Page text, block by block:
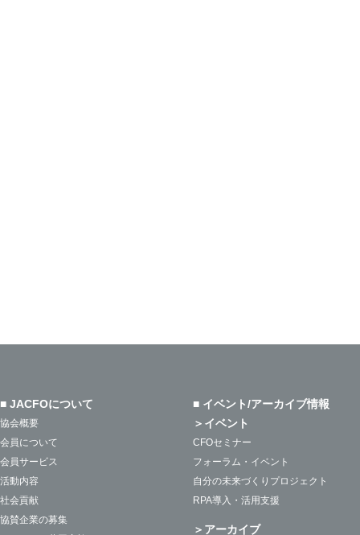
■ JACFOについて
協会概要
会員について
会員サービス
活動内容
社会貢献
協賛企業の募集
■ イベント/アーカイブ情報
＞イベント
CFOセミナー
フォーラム・イベント
自分の未来づくりプロジェクト
RPA導入・活用支援
＞アーカイブ